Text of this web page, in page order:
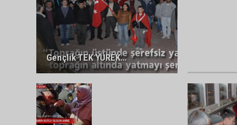
Gençlik TEK YÜREK…